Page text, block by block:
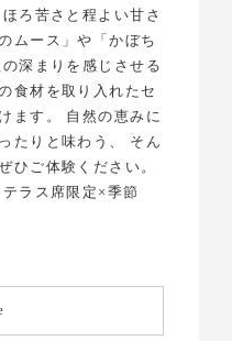
ろ苦さと程よい甘さ
ムース」や「かぼち
深まりを感じさせる
食材を取り入れたセ
ます。 自然の恵みに
たりと味わう、 そん
ひご体験ください。
ラス席限定×季節